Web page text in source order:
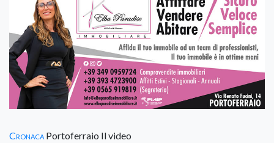
Cronaca Portoferraio Il video